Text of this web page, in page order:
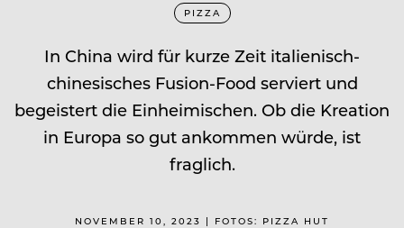
PIZZA
In China wird für kurze Zeit italienisch-
chinesisches Fusion-Food serviert und
begeistert die Einheimischen. Ob die Kreation
in Europa so gut ankommen würde, ist
fraglich.
NOVEMBER 10, 2023 | FOTOS: PIZZA HUT